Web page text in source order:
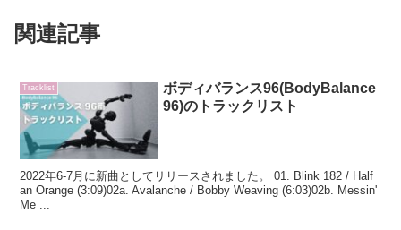
関連記事
Tracklist
ボディバランス96(BodyBalance
96)のトラックリスト
2022年6-7月に新曲としてリリースされました。 01. Blink 182 / Half
an Orange (3:09)02a. Avalanche / Bobby Weaving (6:03)02b. Messin'
Me ...